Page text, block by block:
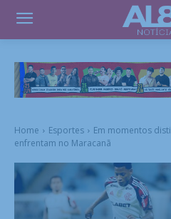
Home Esportes
Em momentos
enfrentam no Maracanã